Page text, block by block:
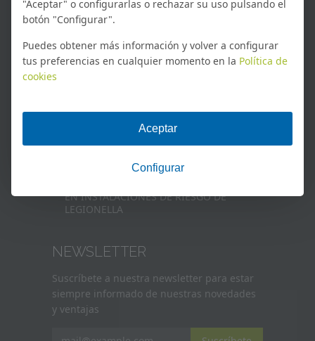
PRÓXIMOS CURSOS
Operaciones menores en la prevención y
NORMA UNE EN16636:2015
MATERIA DE SANIDAD AMBIENTAL
EN INSTALACIONES DE RIESGO DE
LEGIONELLA
NEWSLETTER
Suscríbete a nuestra newsletter para estar
siempre informado de nuestras novedades
y ventajas
"Aceptar" o configurarlas o rechazar su uso pulsando el
botón "Configurar".
Puedes obtener más información y volver a configurar
tus preferencias en cualquier momento en la Política de
cookies